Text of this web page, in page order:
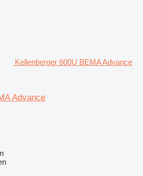
Kellenberger 600U BEMA Advance
Advance